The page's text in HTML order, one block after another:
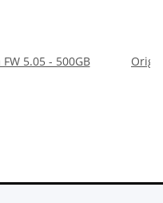
5.05 - 500GB